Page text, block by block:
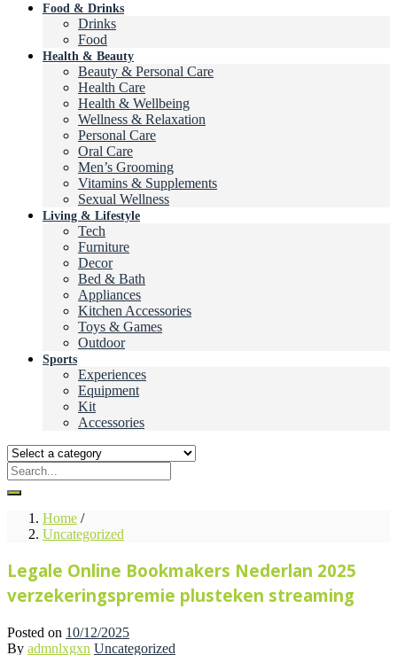
Food & Drinks
Drinks
Food
Health & Beauty
Beauty & Personal Care
Health Care
Health & Wellbeing
Wellness & Relaxation
Personal Care
Oral Care
Men’s Grooming
Vitamins & Supplements
Sexual Wellness
Living & Lifestyle
Tech
Furniture
Decor
Bed & Bath
Appliances
Kitchen Accessories
Toys & Games
Outdoor
Sports
Experiences
Equipment
Kit
Accessories
Home /
Uncategorized
Legale Online Bookmakers Nederlan 2025
verzekeringspremie plusteken streaming
Posted on 10/12/2025
By admnlxgxn Uncategorized